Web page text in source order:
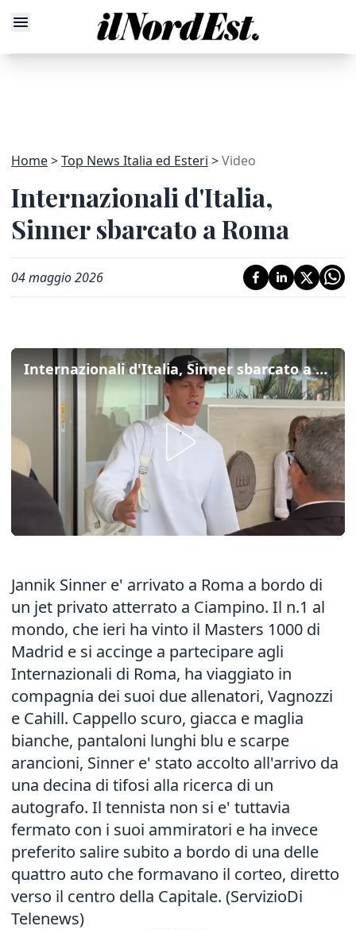
Home Top News Italia ed Esteri Video
Internazionali d'Italia,
Sinner sbarcato a Roma
04 maggio 2026
Internazionali d'Italia, Sinner sbarcato a Roma
Jannik Sinner e' arrivato a Roma a bordo di
un jet privato atterrato a Ciampino. Il n.1 al
mondo, che ieri ha vinto il Masters 1000 di
Madrid e si accinge a partecipare agli
Internazionali di Roma, ha viaggiato in
compagnia dei suoi due allenatori, Vagnozzi
e Cahill. Cappello scuro, giacca e maglia
bianche, pantaloni lunghi blu e scarpe
arancioni, Sinner e' stato accolto all'arrivo da
una decina di tifosi alla ricerca di un
autografo. Il tennista non si e' tuttavia
fermato con i suoi ammiratori e ha invece
preferito salire subito a bordo di una delle
quattro auto che formavano il corteo, diretto
verso il centro della Capitale. (ServizioDi
Telenews)